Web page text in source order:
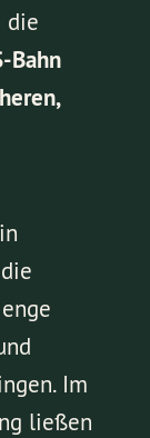
die
Bahn
Im
ließen